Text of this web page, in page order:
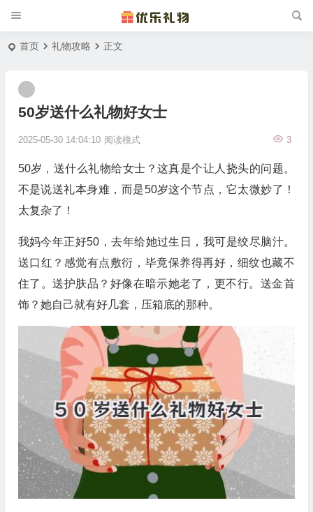
首页 礼物攻略 正文
50岁送什么礼物好女士
2025-05-30 14:04:10 3
阅读模式
50岁，送什么礼物给女士？这真是个让人挠头的问题。
不是说送礼本身难，而是50岁这个节点，它太微妙了！
太复杂了！
我妈今年正好50，去年给她过生日，我可是绞尽脑汁。
送口红？感觉有点敷衍，毕竟保养得再好，细纹也藏不
住了。送护肤品？好像在暗示她老了，更不行。送金首
饰？她自己就有好几套，压箱底的那种。